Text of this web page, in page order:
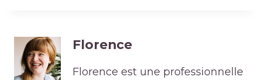
Florence
Florence est une professionnelle